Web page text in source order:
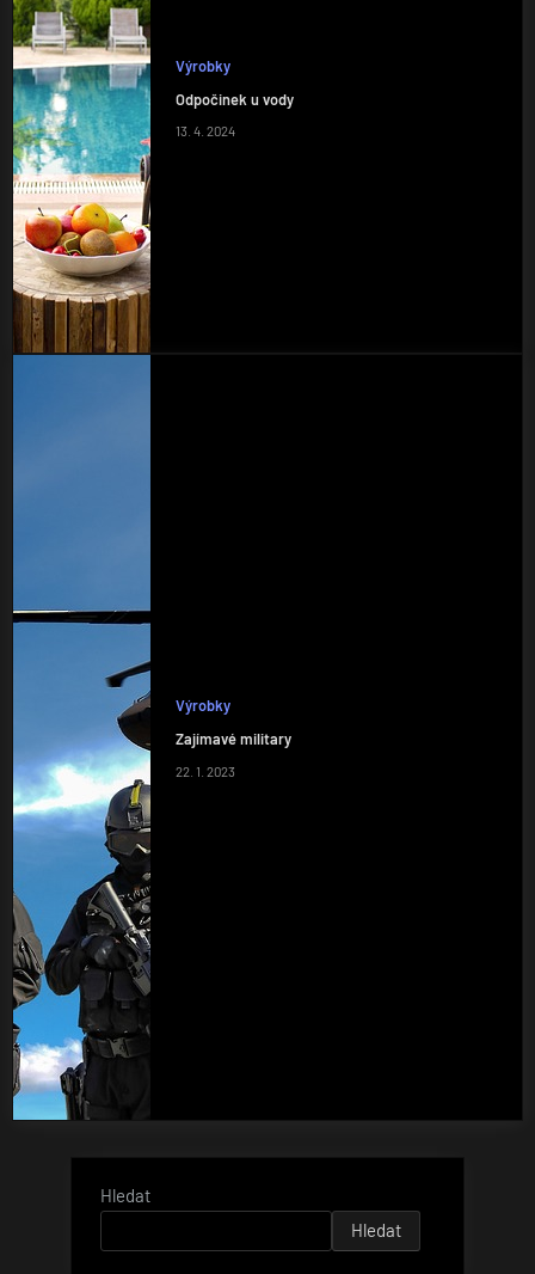
Výrobky
Odpočinek u vody
13. 4. 2024
Výrobky
Zajímavé military
22. 1. 2023
Hledat
Hledat